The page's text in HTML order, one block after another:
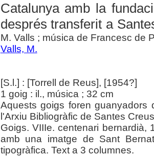
Catalunya amb la
després transferit a
M. Valls ; música de Francesc de
Valls, M.
[S.l.] : [Torrell de Reus], [1954?]
1 goig : il., música ; 32 cm
Aquests goigs foren
l'Arxiu Bibliogràfic de Santes
Goigs. VIIIe. centenari bernardià,
amb una imatge de Sant
tipogràfica. Text a 3 columnes.